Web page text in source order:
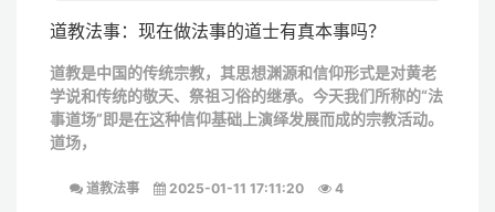
道教法事：现在做法事的道士有真本事吗？
道教是中国的传统宗教，其思想渊源和信仰形式是对黄老
学说和传统的敬天、祭祖习俗的继承。今天我们所称的“法
事道场”即是在这种信仰基础上演绎发展而成的宗教活动。
道场，
道教法事 2025-01-11 17:11:20 4